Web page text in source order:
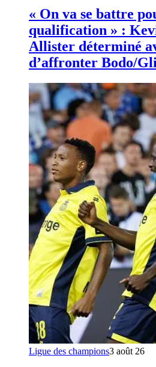
« On va se battre
qualification » :
Allister déterminé
d’affronter Bodo/
Ligue des champions3 août 26